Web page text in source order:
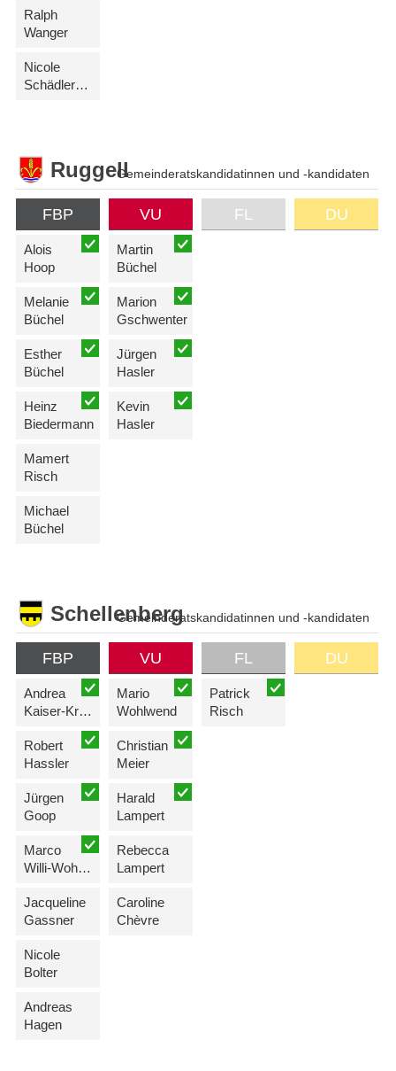
Ralph
Wanger
Nicole
Schädler-Marock
RuggellGemeinderatskandidatinnen und -kandidaten
FBP
Alois
Hoop
Melanie
Büchel
Esther
Büchel
Heinz
Biedermann
Mamert
Risch
Michael
Büchel
VU
Martin
Büchel
Marion
Gschwenter
Jürgen
Hasler
Kevin
Hasler
FL DU
SchellenbergGemeinderatskandidatinnen und -kandidaten
FBP
Andrea
Kaiser-Kreuzer
Robert
Hassler
Jürgen
Goop
Marco
Willi-Wohlwend
Jacqueline
Gassner
Nicole
Bolter
Andreas
Hagen
VU
Mario
Wohlwend
Christian
Meier
Harald
Lampert
Rebecca
Lampert
Caroline
Chèvre
FL
Patrick
Risch
DU